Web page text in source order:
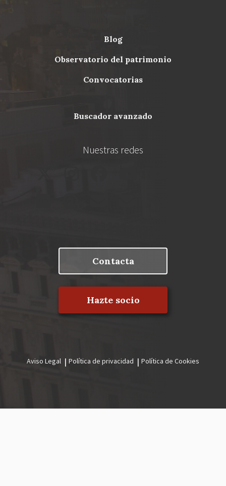
Menu
blog
observatorio del patrimonio
convocatorias
buscador avanzado
Nuestras redes
Contacta
Hazte socio
legal
Aviso Legal Política de privacidad Política de Cookies